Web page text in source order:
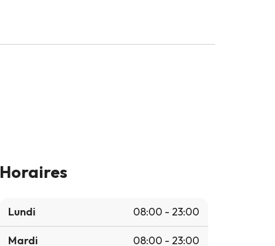
Horaires
Lundi 08:00 - 23:00
Mardi 08:00 - 23:00